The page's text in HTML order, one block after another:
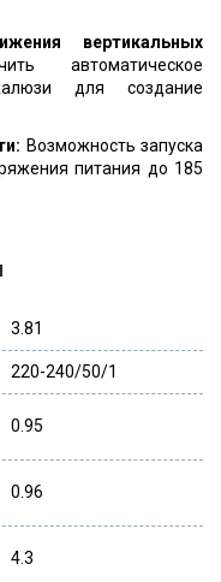
вертикальных
автоматическое
для создание
Возможность запуска
питания до 185
3.81
220-240/50/1
0.95
0.96
4.3